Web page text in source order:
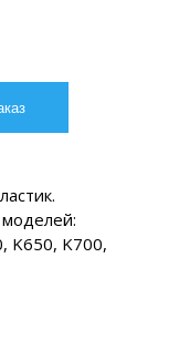
K650, K700,